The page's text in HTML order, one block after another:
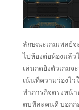
ลักษณะเกมเพลย์จ
ไปห้องต่อห้องแล้
เล่นกดยิงตัวเกมจ
เน้นที่ความว่องไ
ทำภารกิจตรงหน้า
ตบทีละคนดี บอกก่